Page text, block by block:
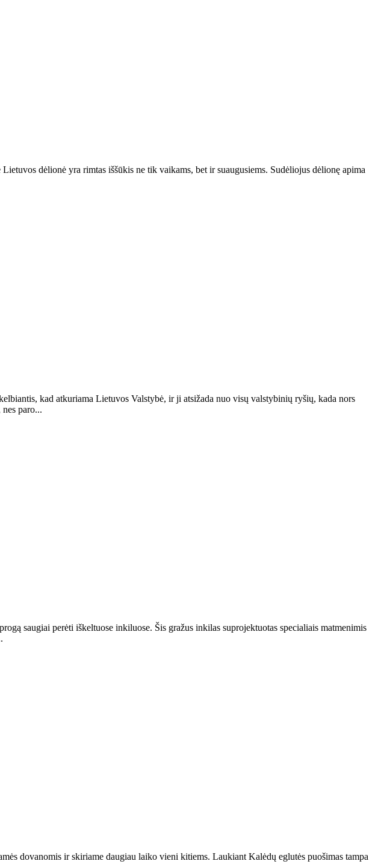
dėlionė yra rimtas iššūkis ne tik vaikams, bet ir suaugusiems. Sudėliojus dėlionę apima
kad atkuriama Lietuvos Valstybė, ir ji atsižada nuo visų valstybinių ryšių, kada nors
paro...
saugiai perėti iškeltuose inkiluose. Šis gražus inkilas suprojektuotas specialiais matmenimis
dovanomis ir skiriame daugiau laiko vieni kitiems. Laukiant Kalėdų eglutės puošimas tampa